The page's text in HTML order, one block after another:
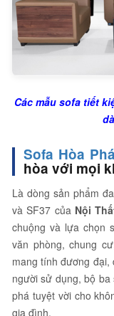
Các mẫu sofa tiết
Sofa Hòa
hòa với mọi
Là dòng sản phẩm
và SF37 của Nội
chuộng và lựa chọn
văn phòng, chung
mang tính đương đại,
người sử dụng, bộ
phá tuyệt vời cho
gia đình.